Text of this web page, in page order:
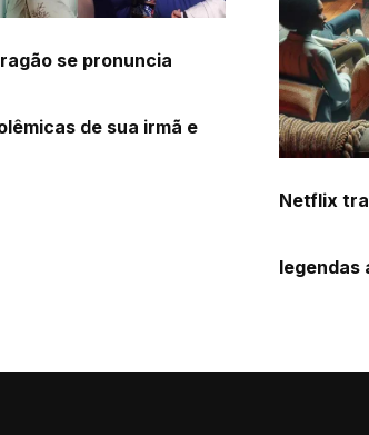
se pronuncia
de sua irmã e
Netflix
legendas